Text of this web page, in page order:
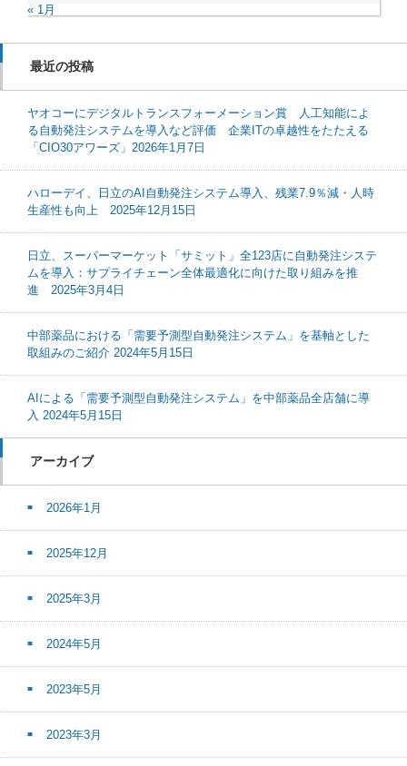
« 1月
最近の投稿
ヤオコーにデジタルトランスフォーメーション賞 人工知能によ
る自動発注システムを導入など評価 企業ITの卓越性をたたえる
「CIO30アワーズ」2026年1月7日
ハローデイ、日立のAI自動発注システム導入、残業7.9％減・人時
生産性も向上 2025年12月15日
日立、スーパーマーケット「サミット」全123店に自動発注システ
ムを導入：サプライチェーン全体最適化に向けた取り組みを推
進 2025年3月4日
中部薬品における「需要予測型自動発注システム」を基軸とした
取組みのご紹介 2024年5月15日
AIによる「需要予測型自動発注システム」を中部薬品全店舗に導
入 2024年5月15日
アーカイブ
2026年1月
2025年12月
2025年3月
2024年5月
2023年5月
2023年3月